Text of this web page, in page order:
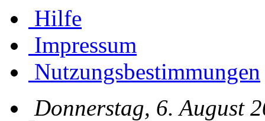
Hilfe
Impressum
Nutzungsbestimmungen
Donnerstag, 6. August